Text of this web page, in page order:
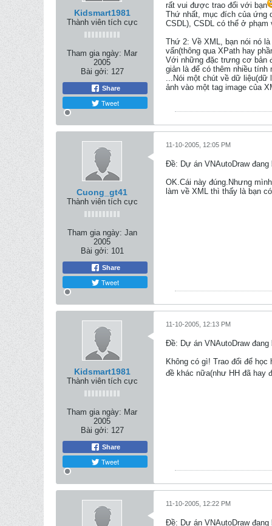
Kidsmart1981
Thành viên tích cực
Tham gia ngày: Mar
2005
Bài gởi: 127
Share
Tweet
rất vui được trao đổi với bạn
Thứ nhất, mục đích của ứng
CSDL), CSDL có thể ở
Thứ 2: Về XML, bạn nói nó
vấn(thông qua XPath hay
Với những đặc trưng cơ bản
giản là để có thêm nhiều
...Nói một chút về dữ liệu(dữ
ảnh vào một tag image của
Cuong_gt41
Thành viên tích cực
Tham gia ngày: Jan
2005
Bài gởi: 101
Share
Tweet
11-10-2005, 12:05 PM
Ðề: Dự án VNAutoDraw
OK.Cái này đúng.Nhưng
làm về XML thì thấy là bạn
Kidsmart1981
Thành viên tích cực
Tham gia ngày: Mar
2005
Bài gởi: 127
Share
Tweet
11-10-2005, 12:13 PM
Ðề: Dự án VNAutoDraw
Không có gì! Trao đổi để
đề khác nữa(như HH đã hay
11-10-2005, 12:22 PM
Ðề: Dự án VNAutoDraw